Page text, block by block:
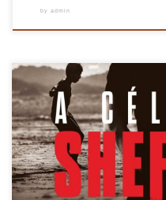
by admin
José Mendes, professor catedrático da
março, na Galeria da Universidade do
estreia, “A Célula de Sheffield”. A
Mendes. O romance e thriller policial […]